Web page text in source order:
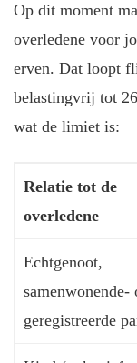
Op dit moment
overledene voor
erven. Dat loopt
belastingvrij tot
wat de limiet is:
Relatie tot de
overledene
Echtgenoot,
samenwonende-
geregistreerde